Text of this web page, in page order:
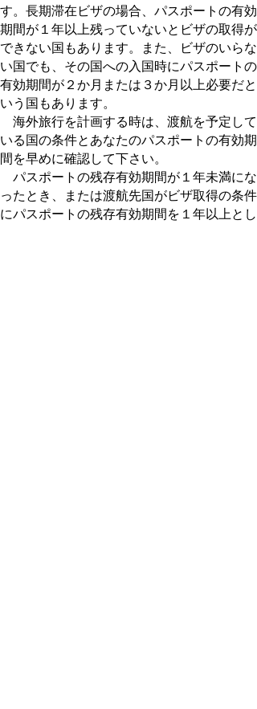
す。長期滞在ビザの場合、パスポートの有効
期間が１年以上残っていないとビザの取得が
できない国もあります。また、ビザのいらな
い国でも、その国への入国時にパスポートの
有効期間が２か月または３か月以上必要だと
いう国もあります。
海外旅行を計画する時は、渡航を予定して
いる国の条件とあなたのパスポートの有効期
間を早めに確認して下さい。
パスポートの残存有効期間が１年未満にな
ったとき、または渡航先国がビザ取得の条件
にパスポートの残存有効期間を１年以上とし